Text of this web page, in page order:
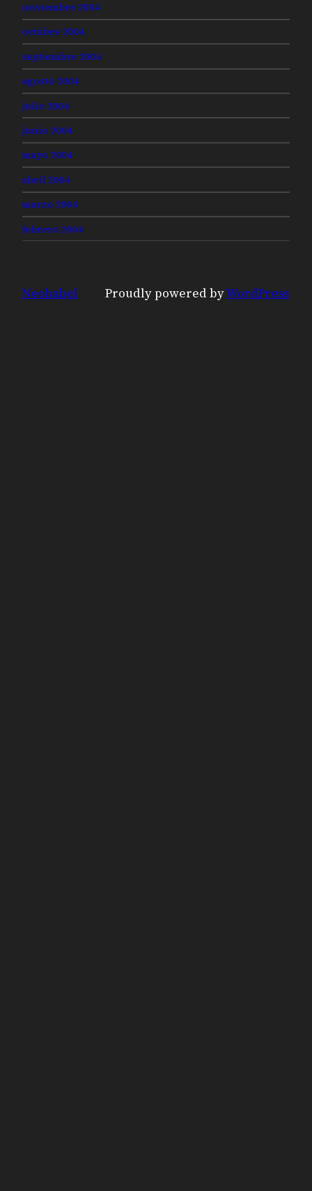
noviembre 2004
octubre 2004
septiembre 2004
agosto 2004
julio 2004
junio 2004
mayo 2004
abril 2004
marzo 2004
febrero 2004
Neobabel Proudly powered byWordPress